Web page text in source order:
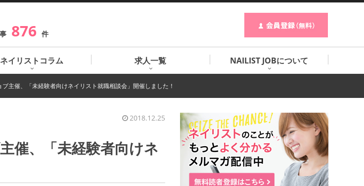
876 件
ネイリストコラム 求人一覧 NAILIST JOBについて
ブ主催、「未経験者向けネイリスト就職相談会」開催しました！
2018.12.25
催、「未経験者向けネ